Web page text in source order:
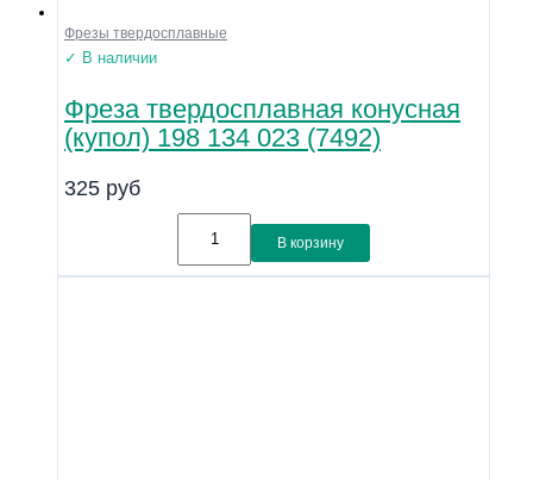
Фрезы твердосплавные
✓ В наличии
Фреза твердосплавная конусная
(купол) 198 134 023 (7492)
325 руб
В корзину